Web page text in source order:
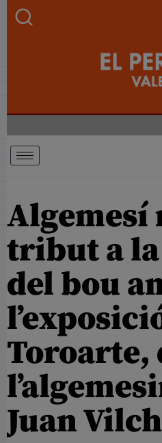
Algemesí
tribut a
del bou
Toroarte,
Juan